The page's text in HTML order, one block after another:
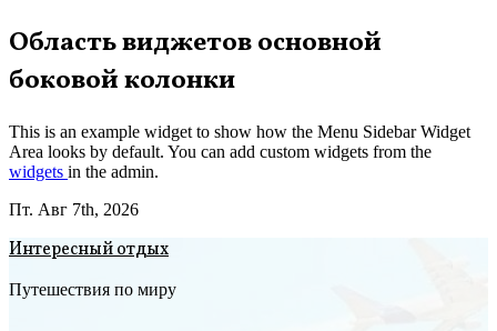
Перейти
к
содержимому
Область виджетов основной
боковой колонки
This is an example widget to show how the Menu Sidebar Widget
Area looks by default. You can add custom widgets from the
widgets in the admin.
Пт. Авг 7th, 2026
Интересный отдых
Путешествия по миру